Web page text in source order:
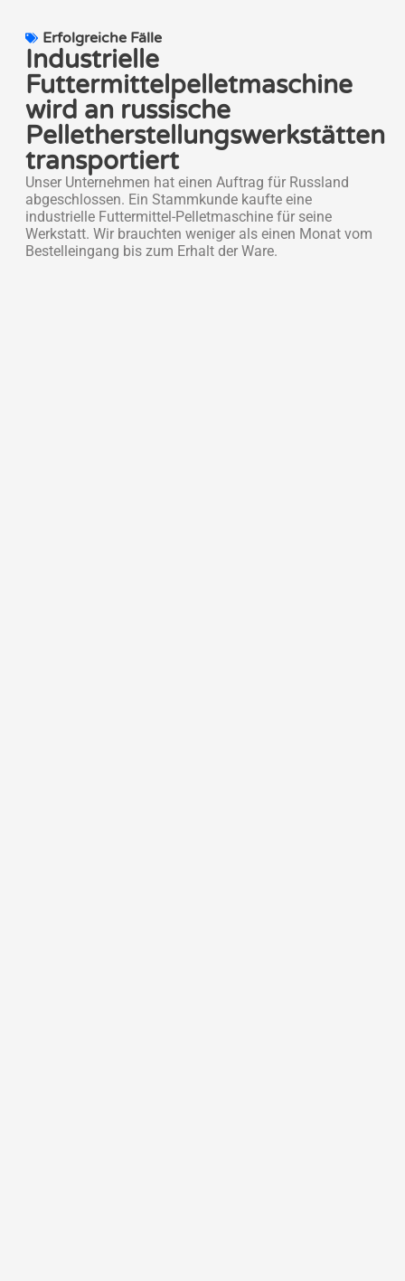
Erfolgreiche Fälle
Industrielle
Futtermittelpelletmaschine
wird an russische
Pelletherstellungswerkstätten
transportiert
Unser Unternehmen hat einen Auftrag für Russland
abgeschlossen. Ein Stammkunde kaufte eine
industrielle Futtermittel-Pelletmaschine für seine
Werkstatt. Wir brauchten weniger als einen Monat vom
Bestelleingang bis zum Erhalt der Ware.